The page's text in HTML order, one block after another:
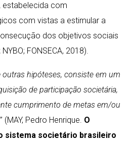
estabelecida com
com vistas a estimular a
dos objetivos sociais
NYBO; FONSECA, 2018).
outras hipóteses, consiste em um
de participação societária,
cumprimento de metas em/ou
” (MAY, Pedro Henrique. O
sistema societário brasileiro